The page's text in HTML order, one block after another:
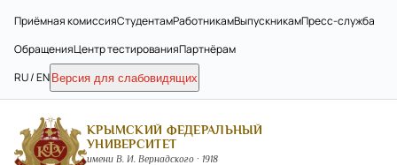
Приёмная комиссияСтудентамРаботникамВыпускникамПресс-служба
ОбращенияЦентр тестированияПартнёрам
RU / EN Версия для слабовидящих
КРЫМСКИЙ ФЕДЕРАЛЬНЫЙ
УНИВЕРСИТЕТ
имени В. И. Вернадского · 1918